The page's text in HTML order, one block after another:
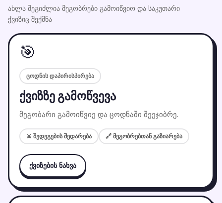
ახლა შეგიძლია მეგობრები გამოიწვიო და საკუთარი
ქვიზიც შექმნა
🎯
ცოდნის დაპირისპირება
ქვიზზე გამოწვევა
მეგობარი გამოიწვიე და ცოდნაში შეეჯიბრე.
⚔️ შედეგების შედარება 🔗 მეგობრებთან გაზიარება
ქვიზების ნახვა